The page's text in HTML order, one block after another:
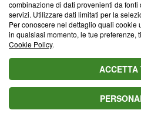
Cookie Policy
Blasting SA, IDI CHE-
Lugano (Svizzera) Tel:+39
© 2026 Blasting News
combinazione di dati provenienti da
servizi. Utilizzare dati limitati per la
Per conoscere nel dettaglio quali cookie
in qualsiasi momento, le tue preferenze,
Cookie Policy.
ACCETTA